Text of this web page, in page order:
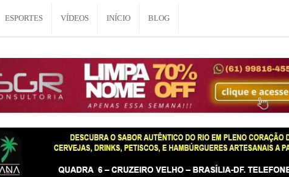
ESPORTES VÍDEOS INÍCIO BLOG